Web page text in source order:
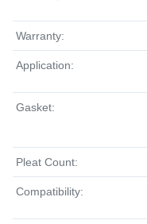
Warranty:
Application:
Gasket:
Pleat Count:
Compatibility: